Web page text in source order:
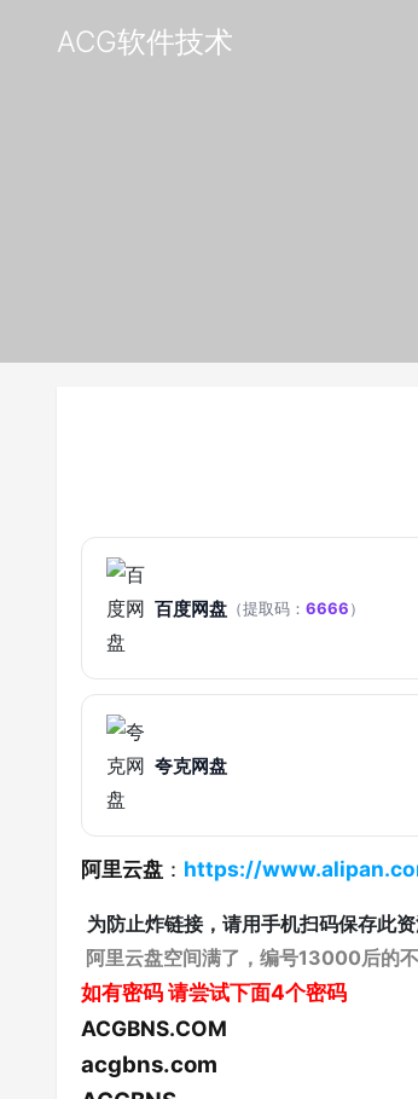
ACG软件技术
百度网盘 （提取码： 6666）
夸克网盘
阿里云盘 ： https://
为防止炸链接，请用手机扫码保存此
阿里云盘空间满了，编号13000后的
如有密码请尝试下面4个密码
ACGBNS.COM
acgbns.com